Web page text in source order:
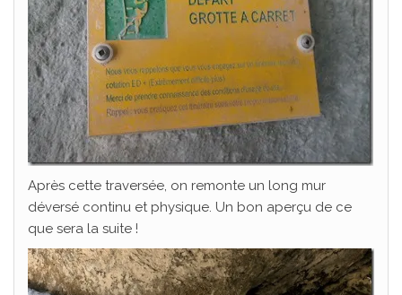
Après cette traversée, on remonte un long mur
déversé continu et physique. Un bon aperçu de ce
que sera la suite !